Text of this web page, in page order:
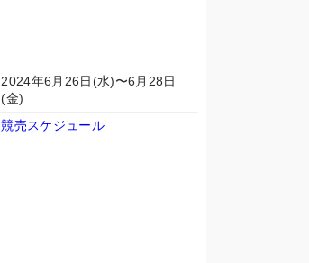
2024年6月26日(水)〜6月28日
(金)
競売スケジュール